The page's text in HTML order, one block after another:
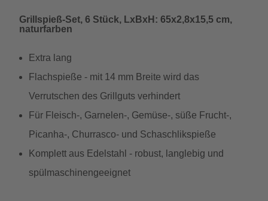
Grillspieß-Set, 6 Stück, LxBxH: 65x2,8x15,5 cm,
naturfarben
Extra lang
Flachspieße - mit 14 mm Breite wird das
Verrutschen des Grillguts verhindert
Für Fleisch-, Garnelen-, Gemüse-, süße Frucht-,
Picanha-, Churrasco- und Schaschlikspieße
Komplett aus Edelstahl - robust, langlebig und
spülmaschinengeeignet